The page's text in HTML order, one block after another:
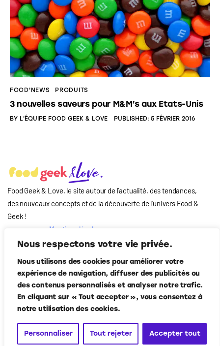
Nous respectons votre vie privée.
Nous utilisons des cookies pour améliorer votre
expérience de navigation, diffuser des publicités ou
des contenus personnalisés et analyser notre trafic.
En cliquant sur « Tout accepter », vous consentez à
notre utilisation des cookies.
Personnaliser Tout rejeter Accepter tout
FOOD'NEWS PRODUITS
3 nouvelles saveurs pour M&M’s aux Etats-Unis
BY L'ÉQUIPE FOOD GEEK & LOVE PUBLISHED: 5 FÉVRIER 2016
Food Geek & Love, le site autour de l’actualité, des tendances,
des nouveaux concepts et de la découverte de l’univers Food&
Geek !
Mentions légales
Qui-sommes nous
Contact
Suivez-nous